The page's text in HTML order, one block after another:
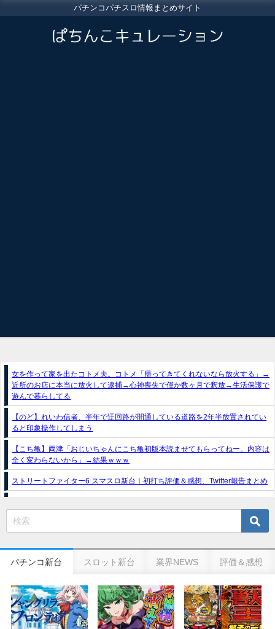
パチンコパチスロ情報まとめサイト
女を作って家を出たコトメ夫。コトメ「帰ってきてくれないなら放火する」→
近所のお店に本当に放火して逮捕→心神喪失で僅か数ヶ月で釈放→生活保護で
遊んで暮らしてる
【のど】れいわ信者、半年で迂回路が開通している道路を2年半放置されてい
ると印象操作してしまう
【こち亀】両津「おじいちゃんにこち亀初版本読ませてもらってねー。内容は
全く変わらないから」→結果ｗｗｗ
ストリートファイター6 スマスロ新台｜初打ち評価＆感想、Twitter報告まとめ
スマスロトリプルクラウンX-300 ボーナストリガー搭載｜スペック・解析情報
の幸せ空間、好感触のフェアスタート、原作愛溢れる演出に感動 etc…
日遊協、ファン調査2025を発表｜使用金額中央値「1万円-3万円/1回」「遊技
歴20年以上が50％以上」等々…
パチンコ新台 スロット新台 業界NEWS 評価＆感想